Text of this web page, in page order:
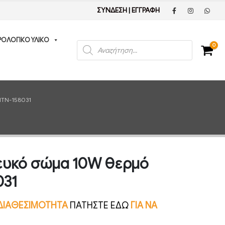
ΣΥΝΔΕΣΗ| ΕΓΓΡΑΦΗ
ΥΛΙΚΟ
Products
search
0
158031
σώμα 10W θερμό
ΠΑΤΗΣΤΕ ΕΔΩ ΓΙΑ ΝΑ